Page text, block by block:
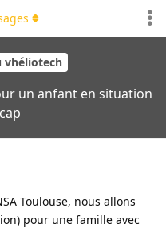
vhéliotech
un anfant en situation
Toulouse, nous allons
pour une famille avec